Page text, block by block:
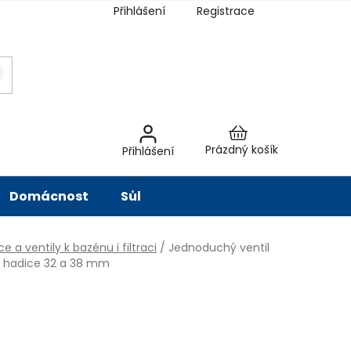
Hodnocení obchodu Slovník pojmů Péče o vodu
Přihlášení Registrace
Přihlášení
Nákupní
Prázdný košík
Domácnost Sůl
a ventily k bazénu i filtraci / Jednoduchý ventil
32 a 38 mm